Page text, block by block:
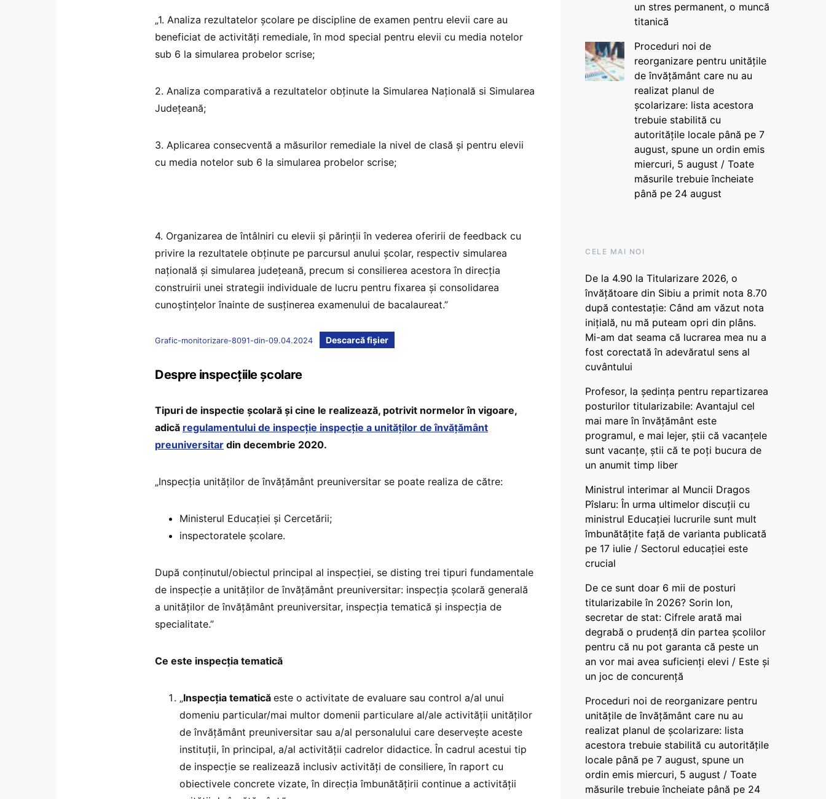
„1. Analiza rezultatelor şcolare pe discipline de examen pentru elevii care au
beneficiat de activităţi remediale, în mod special pentru elevii cu media notelor
sub 6 la simularea probelor scrise;
2. Analiza comparativă a rezultatelor obţinute la Simularea Naţională si Simularea
Judeţeană;
3. Aplicarea consecventă a măsurilor remediale la nivel de clasă şi pentru elevii
cu media notelor sub 6 la simularea probelor scrise;
4. Organizarea de întâlniri cu elevii și părinţii în vederea oferirii de feedback cu
privire la rezultatele obținute pe parcursul anului şcolar, respectiv simularea
națională și simularea județeană, precum si consilierea acestora în direcția
construirii unei strategii individuale de lucru pentru fixarea şi consolidarea
cunoștințelor înainte de susținerea examenului de bacalaureat.”
Grafic-monitorizare-8091-din-09.04.2024 Descarcă fișier
Despre inspecțiile școlare
Tipuri de inspectie școlară și cine le realizează, potrivit normelor în vigoare,
adică regulamentului de inspecție inspecție a unităților de învățământ
preuniversitar din decembrie 2020.
„Inspecția unităților de învățământ preuniversitar se poate realiza de către:
Ministerul Educației și Cercetării;
inspectoratele școlare.
După conținutul/obiectul principal al inspecției, se disting trei tipuri fundamentale
de inspecție a unităților de învățământ preuniversitar: inspecția școlară generală
a unităților de învățământ preuniversitar, inspecția tematică și inspecția de
specialitate.”
Ce este inspecția tematică
„Inspecția tematică este o activitate de evaluare sau control a/al unui
domeniu particular/mai multor domenii particulare al/ale activității unităților
de învățământ preuniversitar sau a/al personalului care deservește aceste
instituții, în principal, a/al activității cadrelor didactice. În cadrul acestui tip
de inspecție se realizează inclusiv activități de consiliere, în raport cu
obiectivele concrete vizate, în direcția îmbunătățirii continue a activității
un stres permanent, o muncă
titanică
Proceduri noi de
reorganizare pentru unitățile
de învățământ care nu au
realizat planul de
școlarizare: lista acestora
trebuie stabilită cu
autoritățile locale până pe 7
august, spune un ordin emis
miercuri, 5 august / Toate
măsurile trebuie încheiate
până pe 24 august
CELE MAI NOI
De la 4.90 la Titularizare 2026, o
învățătoare din Sibiu a primit nota 8.70
după contestație: Când am văzut nota
inițială, nu mă puteam opri din plâns.
Mi-am dat seama că lucrarea mea nu a
fost corectată în adevăratul sens al
cuvântului
Profesor, la ședința pentru repartizarea
posturilor titularizabile: Avantajul cel
mai mare în învățământ este
programul, e mai lejer, știi că vacanțele
sunt vacanţe, știi că te poți bucura de
un anumit timp liber
Ministrul interimar al Muncii Dragos
Pîslaru: În urma ultimelor discuții cu
ministrul Educației lucrurile sunt mult
îmbunătățite față de varianta publicată
pe 17 iulie / Sectorul educației este
crucial
De ce sunt doar 6 mii de posturi
titularizabile în 2026? Sorin Ion,
secretar de stat: Cifrele arată mai
degrabă o prudență din partea școlilor
pentru că nu pot garanta că peste un
an vor mai avea suficienți elevi / Este și
un joc de concurență
Proceduri noi de reorganizare pentru
unitățile de învățământ care nu au
realizat planul de școlarizare: lista
acestora trebuie stabilită cu autoritățile
locale până pe 7 august, spune un
ordin emis miercuri, 5 august / Toate
măsurile trebuie încheiate până pe 24